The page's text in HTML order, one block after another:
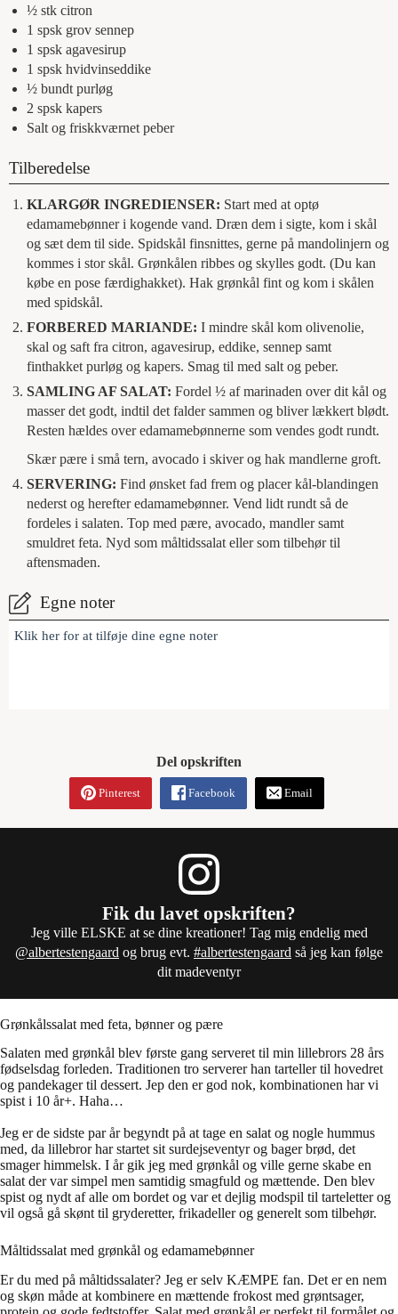
½ stk citron
1 spsk grov sennep
1 spsk agavesirup
1 spsk hvidvinseddike
½ bundt purløg
2 spsk kapers
Salt og friskkværnet peber
Tilberedelse
KLARGØR INGREDIENSER: Start med at optø
edamamebønner i kogende vand. Dræn dem i sigte, kom i skål
og sæt dem til side. Spidskål finsnittes, gerne på mandolinjern og
kommes i stor skål. Grønkålen ribbes og skylles godt. (Du kan
købe en pose færdighakket). Hak grønkål fint og kom i skålen
med spidskål.
FORBERED MARIANDE: I mindre skål kom olivenolie,
skal og saft fra citron, agavesirup, eddike, sennep samt
finthakket purløg og kapers. Smag til med salt og peber.
SAMLING AF SALAT: Fordel ½ af marinaden over dit kål og
masser det godt, indtil det falder sammen og bliver lækkert blødt.
Resten hældes over edamamebønnerne som vendes godt rundt.
Skær pære i små tern, avocado i skiver og hak mandlerne groft.
SERVERING: Find ønsket fad frem og placer kål-blandingen
nederst og herefter edamamebønner. Vend lidt rundt så de
fordeles i salaten. Top med pære, avocado, mandler samt
smuldret feta. Nyd som måltidssalat eller som tilbehør til
aftensmaden.
Egne noter
Klik her for at tilføje dine egne noter
Del opskriften
Pinterest Facebook Email
Fik du lavet opskriften?
Jeg ville ELSKE at se dine kreationer! Tag mig endelig med
@albertestengaard og brug evt. #albertestengaard så jeg kan følge
dit madeventyr
Grønkålssalat med feta, bønner og pære
Salaten med grønkål blev første gang serveret til min lillebrors 28 års
fødselsdag forleden. Traditionen tro serverer han tarteller til hovedret
og pandekager til dessert. Jep den er god nok, kombinationen har vi
spist i 10 år+. Haha…
Jeg er de sidste par år begyndt på at tage en salat og nogle hummus
med, da lillebror har startet sit surdejseventyr og bager brød, det
smager himmelsk. I år gik jeg med grønkål og ville gerne skabe en
salat der var simpel men samtidig smagfuld og mættende. Den blev
spist og nydt af alle om bordet og var et dejlig modspil til tarteletter og
vil også gå skønt til gryderetter, frikadeller og generelt som tilbehør.
Måltidssalat med grønkål og edamamebønner
Er du med på måltidssalater? Jeg er selv KÆMPE fan. Det er en nem
og skøn måde at kombinere en mættende frokost med grøntsager,